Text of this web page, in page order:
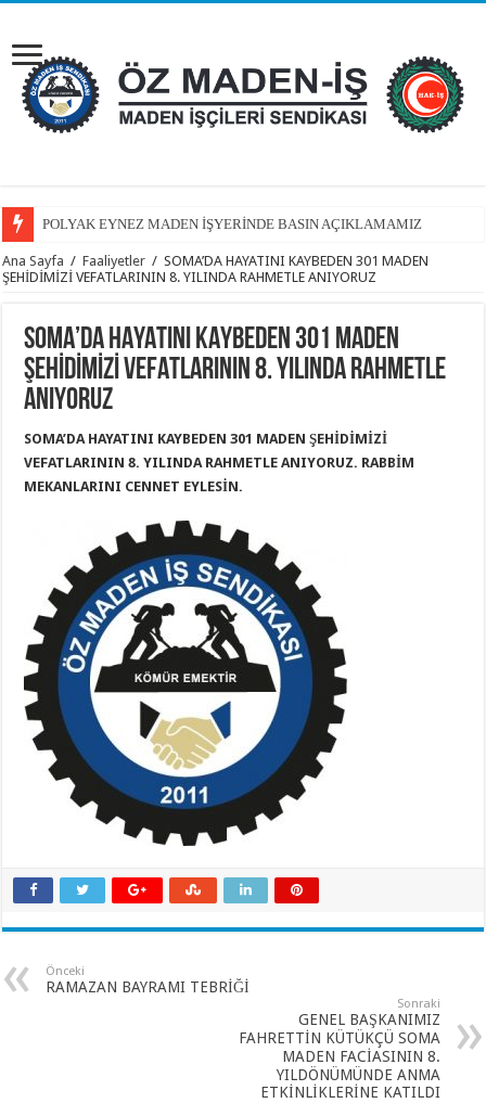
POLYAK EYNEZ MADEN İŞYERİNDE BASIN AÇIKLAMAMIZ
GENEL BAŞKANIMIZ FAHRETTİN KÜTÜKÇÜ’DEN POLYAK’A
Ana Sayfa / Faaliyetler / SOMA’DA HAYATINI KAYBEDEN 301 MADEN
ŞEHİDİMİZİ VEFATLARININ 8. YILINDA RAHMETLE ANIYORUZ
SOMA’DA HAYATINI KAYBEDEN 301 MADEN
ŞEHİDİMİZİ VEFATLARININ 8. YILINDA RAHMETLE
ANIYORUZ
SOMA’DA HAYATINI KAYBEDEN 301 MADEN ŞEHİDİMİZİ
VEFATLARININ 8. YILINDA RAHMETLE ANIYORUZ. RABBİM
MEKANLARINI CENNET EYLESİN.
Önceki
RAMAZAN BAYRAMI TEBRİĞİ
Sonraki
GENEL BAŞKANIMIZ
FAHRETTİN KÜTÜKÇÜ SOMA
MADEN FACİASININ 8.
YILDÖNÜMÜNDE ANMA
ETKİNLİKLERİNE KATILDI